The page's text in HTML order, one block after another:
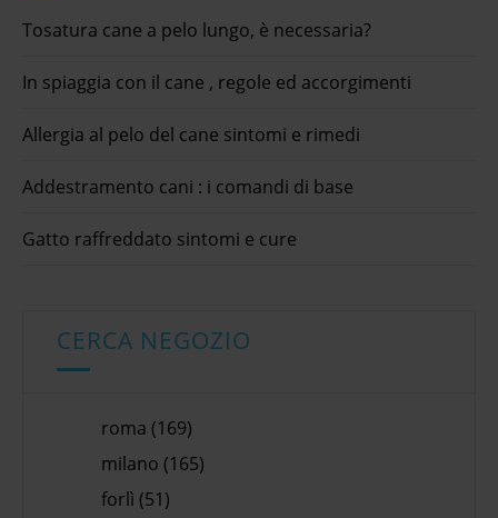
Tosatura cane a pelo lungo, è necessaria?
In spiaggia con il cane , regole ed accorgimenti
Allergia al pelo del cane sintomi e rimedi
Addestramento cani : i comandi di base
Gatto raffreddato sintomi e cure
CERCA NEGOZIO
roma (169)
milano (165)
forlì (51)